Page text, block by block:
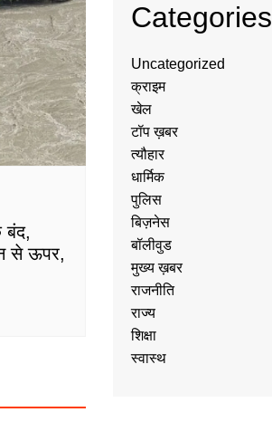
बंद,
से ऊपर,
Categories
Uncategorized
क्राइम
खेल
टॉप ख़बर
त्यौहार
धार्मिक
पुलिस
बिज़नेस
बॉलीवुड
मुख्य ख़बर
राजनीति
राज्य
शिक्षा
स्वास्थ